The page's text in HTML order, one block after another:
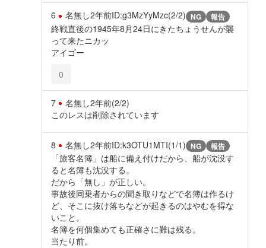
6 名無し2年前ID:g3MzYyMzc(2/2) NG 報告
終戦直後の1945年8月24日にきたちょうせんが襲
って来たニカッ
アイゴー
0
7 名無し2年前(2/2)
このレスは削除されています
8 名無し2年前ID:k3OTU1MTI(1/1) NG 報告
「旅客名簿」は船に備え付けだから、船が沈没す
ると名簿も沈没する。
だから「無し」が正しい。
事故後同乗者からの聞き取りなどで名簿は作るけ
ど、そこに抜け落ちなどが起きるのはやむを得な
いこと。
名簿を何個集めても正確さに難は残る。
当たり前。